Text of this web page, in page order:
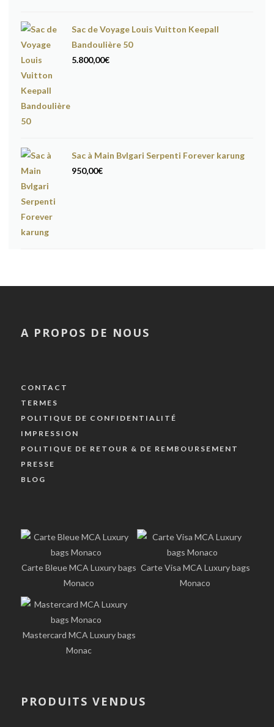
Sac de Voyage Louis Vuitton Keepall
Bandoulière 50
5.800,00€
Sac à Main Bvlgari Serpenti Forever karung
950,00€
A PROPOS DE NOUS
CONTACT
TERMES
POLITIQUE DE CONFIDENTIALITÉ
IMPRESSION
POLITIQUE DE RETOUR & DE REMBOURSEMENT
PRESSE
BLOG
Carte Bleue MCA Luxury bags
Monaco
Carte Visa MCA Luxury bags
Monaco
Mastercard MCA Luxury bags
Monac
PRODUITS VENDUS